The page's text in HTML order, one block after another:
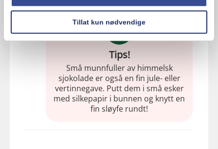
Tillat kun nødvendige
Tips!
Små munnfuller av himmelsk
sjokolade er også en fin jule- eller
vertinnegave. Putt dem i små esker
med silkepapir i bunnen og knytt en
fin sløyfe rundt!